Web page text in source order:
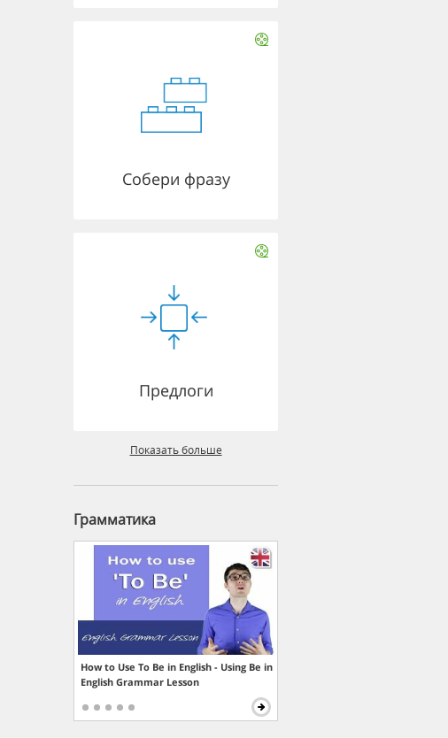
Собери фразу
Предлоги
Показать больше
Грамматика
How to Use To Be in English - Using Be in
English Grammar Lesson